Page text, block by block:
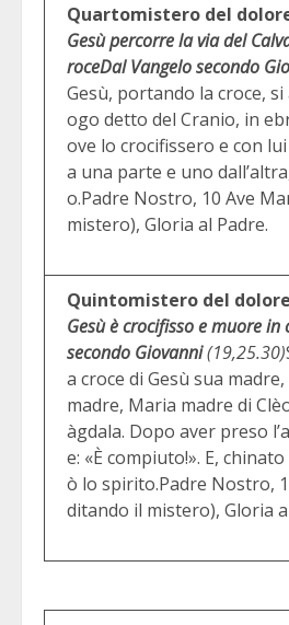
Quartomistero del
Gesù percorre la via del
roceDal Vangelo secondo
Gesù, portando la croce,
ogo detto del Cranio, in
ove lo crocifissero e con
a una parte e uno
o.Padre Nostro, 10 Ave
mistero), Gloria al Padre.
Quintomistero del
Gesù è crocifisso e muore in
secondo Giovanni(19,25.30)
a croce di Gesù sua
madre, Maria madre di
àgdala. Dopo aver preso
e: «È compiuto!». E,
ò lo spirito.Padre Nostro,
ditando il mistero), Gloria